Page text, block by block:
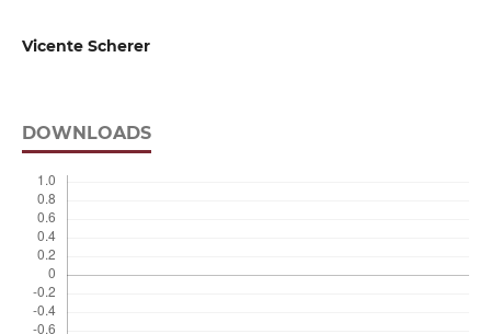
Vicente Scherer
DOWNLOADS